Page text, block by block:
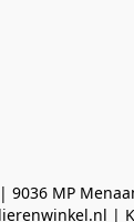
9036 MP
|